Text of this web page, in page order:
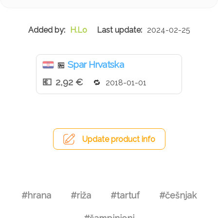
H.Lo 2024-02-25
🏪 Spar Hrvatska
2,92 €
2018-01-01
Update product info
#hrana #riža #tartuf #češnjak